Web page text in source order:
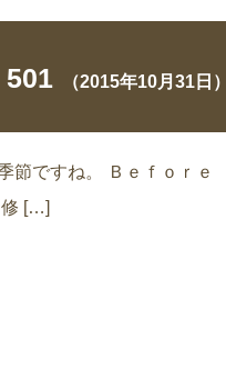
（2015年10月31日）
ですね。 Ｂｅｆｏｒ
修 […]